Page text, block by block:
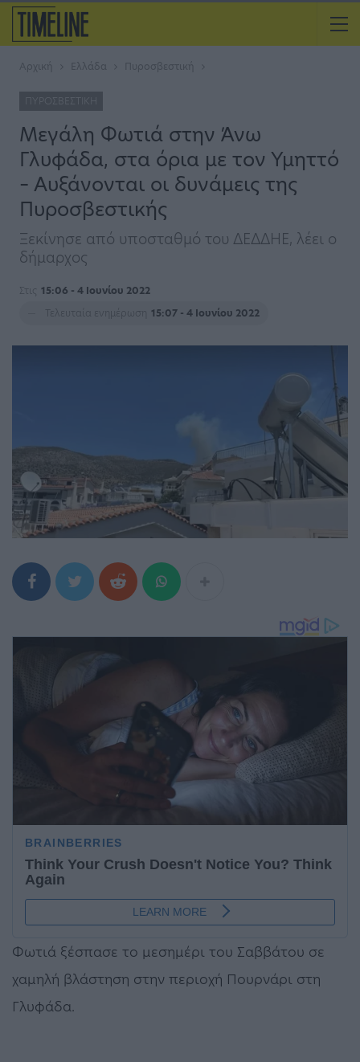
Αρχική Ελλάδα Πυροσβεστική
ΠΥΡΟΣΒΕΣΤΙΚΉ
Μεγάλη Φωτιά στην Άνω
Γλυφάδα, στα όρια με τον Υμηττό
– Αυξάνονται οι δυνάμεις της
Πυροσβεστικής
Ξεκίνησε από υποσταθμό του ΔΕΔΔΗΕ, λέει ο
δήμαρχος
Στις 15:06 - 4 Ιουνίου 2022
Τελευταία ενημέρωση
15:07 - 4 Ιουνίου 2022
Φωτιά ξέσπασε το μεσημέρι του Σαββάτου σε
χαμηλή βλάστηση στην περιοχή Πουρνάρι στη
Γλυφάδα.